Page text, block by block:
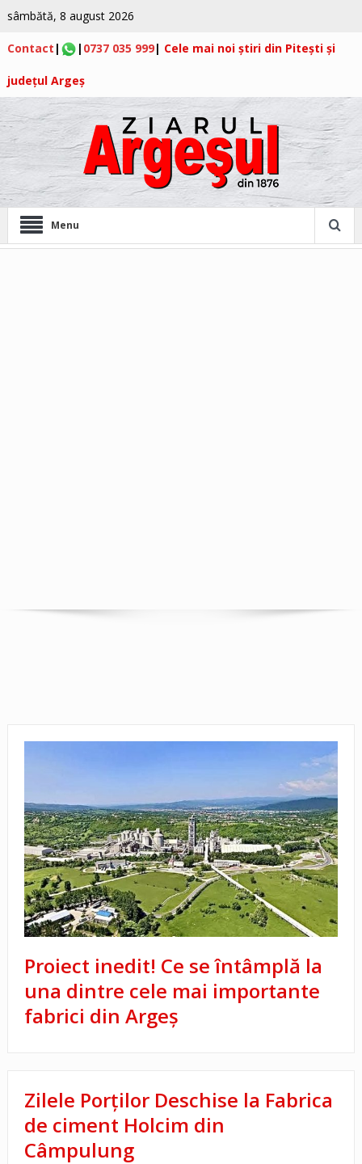
sâmbătă, 8 august 2026
Contact | | 0737 035 999| Cele mai noi știri din Pitești și
județul Argeș
Menu
Proiect inedit! Ce se întâmplă la
una dintre cele mai importante
fabrici din Argeș
Zilele Porților Deschise la Fabrica
de ciment Holcim din
Câmpulung